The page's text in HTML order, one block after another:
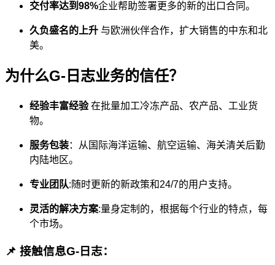
交付率达到98%企业帮助签署更多的新的出口合同。
久负盛名的上升 与欧洲伙伴合作，扩大销售的中东和北
美。
为什么G-日志业务的信任？
经验丰富经验在批量加工冷冻产品、农产品、工业货
物。
服务包装：从国际海洋运输、航空运输、海关清关后勤
内陆地区。
专业团队:随时更新的新政策和24/7的用户支持。
灵活的解决方案:量身定制的，根据每个行业的特点，每
个市场。
📌 接触信息G-日志：